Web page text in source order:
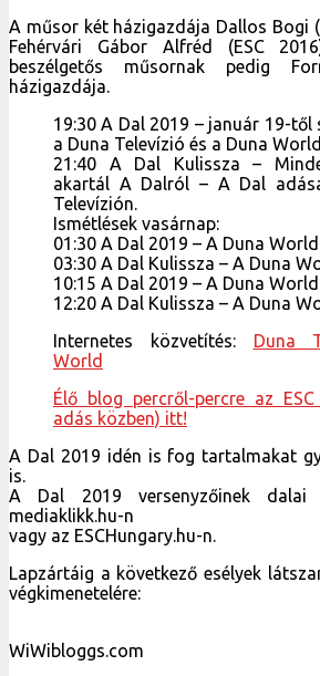
A műsor két házigazdája Dallos Bogi
Fehérvári Gábor Alfréd (ESC
beszélgetős műsornak pedig
házigazdája.
19:30 A Dal 2019 – január 19-
a Duna Televízió és a Duna
21:40 A Dal Kulissza –
akartál A Dalról – A Dal
Televízión.
Ismétlések vasárnap:
01:30 A Dal 2019 – A Duna
03:30 A Dal Kulissza – A Duna
10:15 A Dal 2019 – A Duna
12:20 A Dal Kulissza – A Duna
Internetes közvetítés: Duna
World
Élő blog percről-percre az
adás közben) itt!
A Dal 2019 idén is fog tartalmakat
is.
A Dal 2019 versenyzőinek dalai
mediaklikk.hu-n
vagy az ESCHungary.hu-n.
Lapzártáig a következő esélyek
végkimenetelére:
WiWibloggs.com